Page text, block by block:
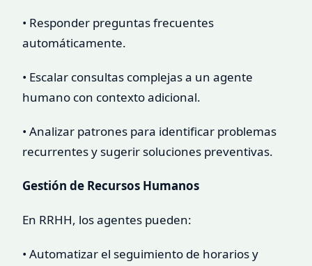
• Responder preguntas frecuentes
automáticamente.
• Escalar consultas complejas a un agente
humano con contexto adicional.
• Analizar patrones para identificar problemas
recurrentes y sugerir soluciones preventivas.
Gestión de Recursos Humanos
En RRHH, los agentes pueden:
• Automatizar el seguimiento de horarios y